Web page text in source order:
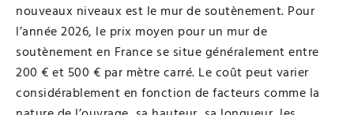
nouveaux niveaux est le mur de soutènement. Pour
l’année 2026, le prix moyen pour un mur de
soutènement en France se situe généralement entre
200 € et 500 € par mètre carré. Le coût peut varier
considérablement en fonction de facteurs comme la